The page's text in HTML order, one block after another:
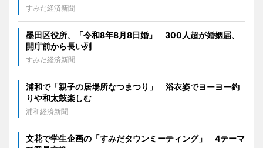
すみだ経済新聞
墨田区役所、「令和8年8月8日婚」 300人超が婚姻届、
開庁前から長い列
すみだ経済新聞
浦和で「親子の居場所なつまつり」 浴衣姿でヨーヨー釣
りや和太鼓楽しむ
浦和経済新聞
文花で学生企画の「すみだタウンミーティング」 4テーマ